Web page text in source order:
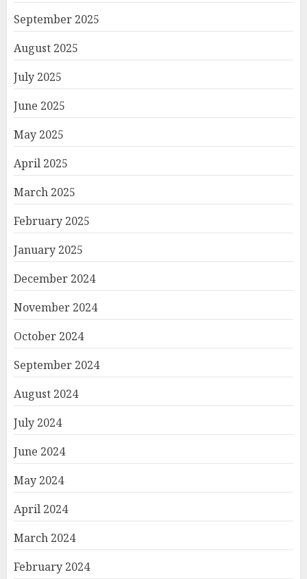
September 2025
August 2025
July 2025
June 2025
May 2025
April 2025
March 2025
February 2025
January 2025
December 2024
November 2024
October 2024
September 2024
August 2024
July 2024
June 2024
May 2024
April 2024
March 2024
February 2024